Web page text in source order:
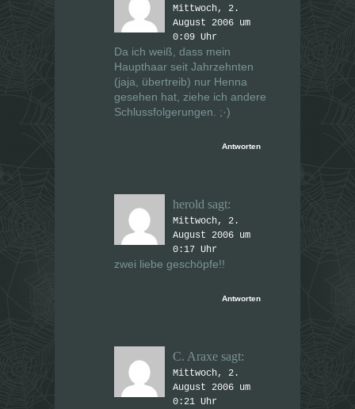
Mittwoch, 2.
August 2006 um
0:09 Uhr
Da ich weiß, dass mein
Haupthaar seit Jahrzehnten
(jaja, übertreib) nur Henna
gesehen hat, ziehe ich andere
Schlussfolgerungen. ;·)
Antworten
herold sagt:
Mittwoch, 2.
August 2006 um
0:17 Uhr
zwei liebe geschöpfe!!
Antworten
C. Araxe sagt:
Mittwoch, 2.
August 2006 um
0:21 Uhr